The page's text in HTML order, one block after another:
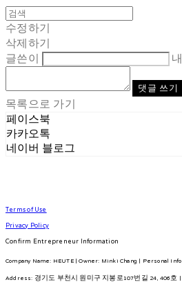
수정하기
삭제하기
글쓴이
댓글 쓰기
목록으로 가기
페이스북
카카오톡
네이버 블로그
Terms of Use
Privacy Policy
Confirm Entrepreneur Information
Company Name: HEUTE | Owner: Minki Chang | Personal
Address: 경기도 부천시 원미구 지봉로107번길 24, 406